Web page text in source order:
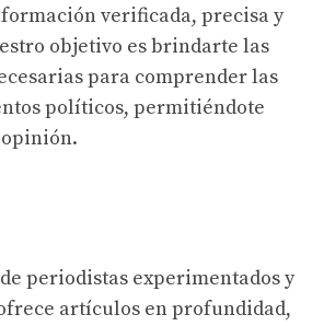
verificada, precisa y
objetivo es brindarte las
para comprender las
políticos, permitiéndote
periodistas experimentados y
artículos en profundidad,